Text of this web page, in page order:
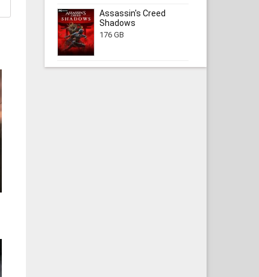
Assassin's Creed
Shadows
176 GB